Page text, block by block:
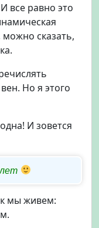
все равно это
можно сказать,
Но я этого
И зовется
мы живем: